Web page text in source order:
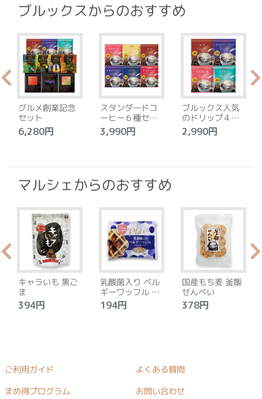
ブルックスからのおすすめ
グルメ創業記念
セット
6,280円
スタンダードコ
ーヒー６種セッ
ト
3,990円
ブルックス人気
のドリップ４種
セット
2,990円
マルシェからのおすすめ
キャラいも 黒ご
ま
394円
乳酸菌入り ベル
ギーワッフル プ
レーン
194円
国産もち麦 釜飯
せんべい
378円
ご利用ガイド よくある質問
まめ得プログラム お問い合わせ